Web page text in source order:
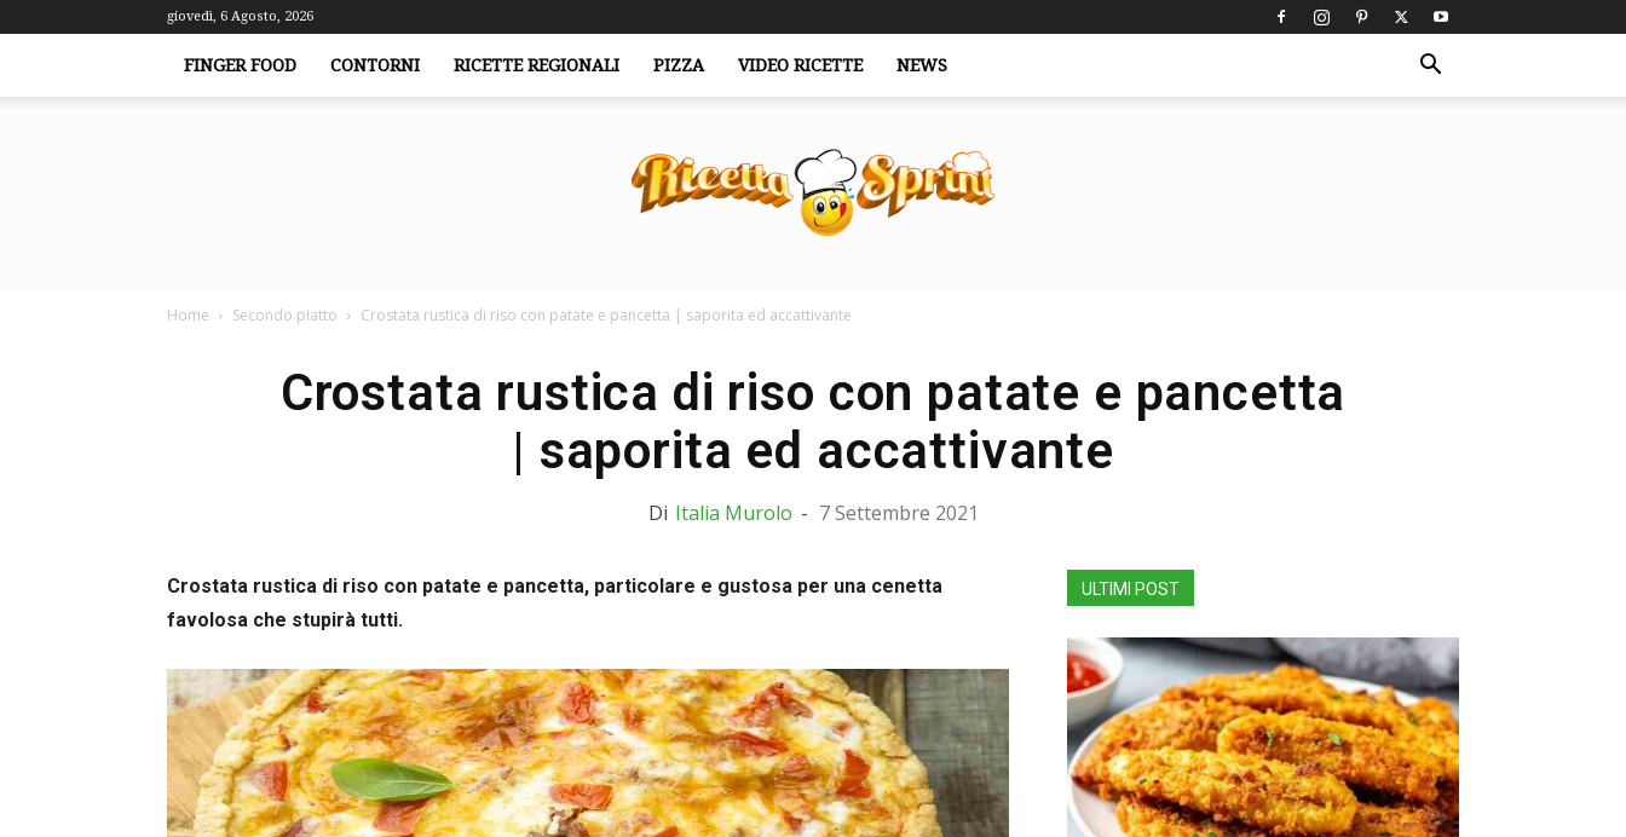
giovedì, 6 Agosto, 2026
FINGER FOOD CONTORNI RICETTE REGIONALI PIZZA VIDEO RICETTE NEWS
Home Secondo piatto Crostata rustica di riso con patate e pancetta | saporita ed accattivante
Crostata rustica di riso con patate e pancetta
| saporita ed accattivante
Di Italia Murolo - 7 Settembre 2021
Crostata rustica di riso con patate e pancetta, particolare e gustosa per una cenetta
favolosa che stupirà tutti.
ULTIMI POST